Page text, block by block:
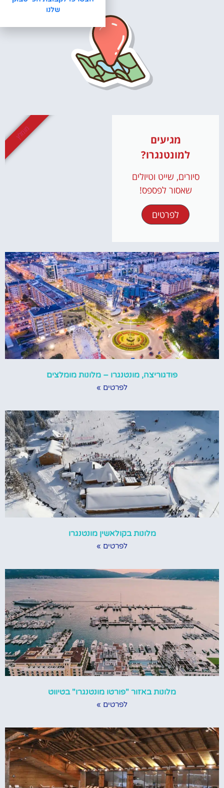
מגיעים
למונטנגרו?
סיורים, שייט וטיולים
שאסור לפספס!
לפרטים
מומלץ
פודגוריצה, מונטנגרו – מלונות מומלצים
לפרטים »
מלונות בקולאשין מונטנגרו
לפרטים »
מלונות באזור "פורטו מונטנגרו" בטיווט
לפרטים »
שלנו